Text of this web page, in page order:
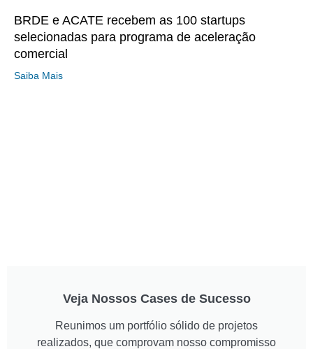
BRDE e ACATE recebem as 100 startups
selecionadas para programa de aceleração
comercial
Saiba Mais
Veja Nossos Cases de Sucesso
Reunimos um portfólio sólido de projetos
realizados, que comprovam nosso compromisso